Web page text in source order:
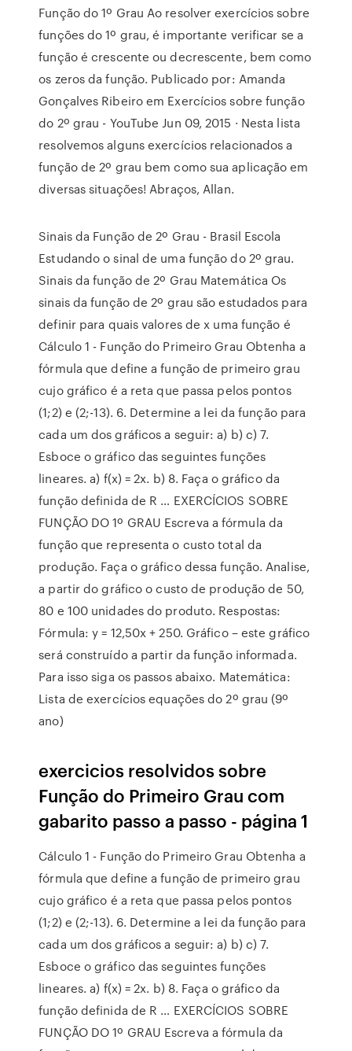
Função do 1º Grau Ao resolver exercícios sobre
funções do 1º grau, é importante verificar se a
função é crescente ou decrescente, bem como
os zeros da função. Publicado por: Amanda
Gonçalves Ribeiro em Exercícios sobre função
do 2º grau - YouTube Jun 09, 2015 · Nesta lista
resolvemos alguns exercícios relacionados a
função de 2º grau bem como sua aplicação em
diversas situações! Abraços, Allan.
Sinais da Função de 2º Grau - Brasil Escola
Estudando o sinal de uma função do 2º grau.
Sinais da função de 2º Grau Matemática Os
sinais da função de 2º grau são estudados para
definir para quais valores de x uma função é
Cálculo 1 - Função do Primeiro Grau Obtenha a
fórmula que define a função de primeiro grau
cujo gráfico é a reta que passa pelos pontos
(1;2) e (2;-13). 6. Determine a lei da função para
cada um dos gráficos a seguir: a) b) c) 7.
Esboce o gráfico das seguintes funções
lineares. a) f(x) = 2x. b) 8. Faça o gráfico da
função definida de R … EXERCÍCIOS SOBRE
FUNÇÃO DO 1º GRAU Escreva a fórmula da
função que representa o custo total da
produção. Faça o gráfico dessa função. Analise,
a partir do gráfico o custo de produção de 50,
80 e 100 unidades do produto. Respostas:
Fórmula: y = 12,50x + 250. Gráfico – este gráfico
será construído a partir da função informada.
Para isso siga os passos abaixo. Matemática:
Lista de exercícios equações do 2º grau (9º
ano)
exercicios resolvidos sobre
Função do Primeiro Grau com
gabarito passo a passo - página 1
Cálculo 1 - Função do Primeiro Grau Obtenha a
fórmula que define a função de primeiro grau
cujo gráfico é a reta que passa pelos pontos
(1;2) e (2;-13). 6. Determine a lei da função para
cada um dos gráficos a seguir: a) b) c) 7.
Esboce o gráfico das seguintes funções
lineares. a) f(x) = 2x. b) 8. Faça o gráfico da
função definida de R … EXERCÍCIOS SOBRE
FUNÇÃO DO 1º GRAU Escreva a fórmula da